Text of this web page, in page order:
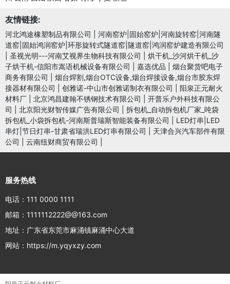
友情链接:
河北鸿途橡塑制品有限公司
河南窑炉|固始窑炉|河南旋转窑|河南隧
道窑|固始鸿润窑炉|环形旋转式隧道窑|隧道窑|鸿润窑炉建造有限公司
圣视光明---河南艾视界生物科技有限公司
烘干机_沙河烘干机_沙
子烘干机-信阳市嵩语机械设备有限公司
嘉选优品
烟台聚货吧电子
商务有限公司
烟台焊割,烟台OTC设备,烟台焊接设备,烟台市胶东焊
接器材有限公司
创雅诺-中山市创雅诺制衣有限公司
阳泉正元耐火
材料厂
北京鸿昌建翰不锈钢技术有限公司
开普乐户外科技有限公
司
北京阳光财智传媒广告有限公司
拆包机_自动拆包机厂家_吨袋
拆包机_小袋拆包机-河南斯普瑞斯智能装备有限公司
LED灯串|LED
串灯|节日灯串-甘肃省瑞洪LED灯串有限公司
天津合兴汽车部件有限
公司
云南纽财商贸有限公司
服务热线
电话：111 0000 1111
邮箱：1111112222@@163.com
地址：广东省东莞市麻涌镇麻涌中心大道
网站：https://m.yqyxzy.com